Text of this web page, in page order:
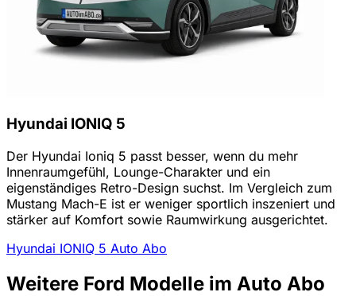
Hyundai IONIQ 5
Der Hyundai Ioniq 5 passt besser, wenn du mehr
Innenraumgefühl, Lounge-Charakter und ein
eigenständiges Retro-Design suchst. Im Vergleich zum
Mustang Mach-E ist er weniger sportlich inszeniert und
stärker auf Komfort sowie Raumwirkung ausgerichtet.
Hyundai IONIQ 5 Auto Abo
Weitere Ford Modelle im Auto Abo